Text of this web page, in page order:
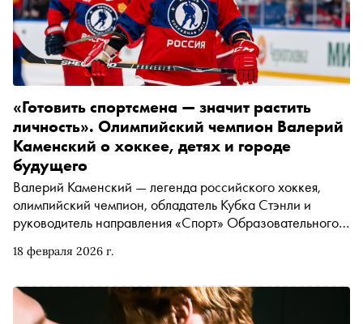
18 февраля 2026 г.
«Готовить спортсмена — значит растить
личность». Олимпийский чемпион Валерий
Каменский о хоккее, детях и городе
будущего
Валерий Каменский — легенда российского хоккея,
олимпийский чемпион, обладатель Кубка Стэнли и
руководитель направления «Спорт» Образовательного
национальной системе отбора юных атлетов,
о том, какую роль спорт будет играть в городе будущего